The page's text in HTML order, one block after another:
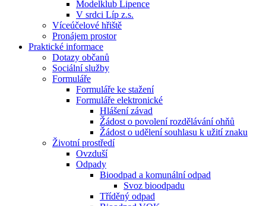
Modelklub Lipence
V srdci Líp z.s.
Víceúčelové hřiště
Pronájem prostor
Praktické informace
Dotazy občanů
Sociální služby
Formuláře
Formuláře ke stažení
Formuláře elektronické
Hlášení závad
Žádost o povolení rozdělávání ohňů
Žádost o udělení souhlasu k užití znaku
Životní prostředí
Ovzduší
Odpady
Bioodpad a komunální odpad
Svoz bioodpadu
Tříděný odpad